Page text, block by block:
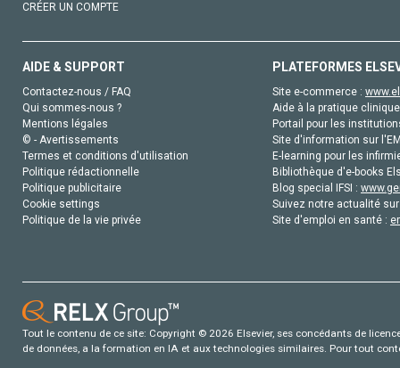
CRÉER UN COMPTE
AIDE & SUPPORT
Contactez-nous / FAQ
Qui sommes-nous ?
Mentions légales
© - Avertissements
Termes et conditions d'utilisation
Politique rédactionnelle
Politique publicitaire
Cookie settings
Politique de la vie privée
PLATEFORMES
Site e-commerce :
Aide à la pratique
Portail pour les
Site d'information sur
E-learning pour les
Bibliothèque d'e-books
Blog special IFSI :
Suivez notre actualité
Site d'emploi en santé :
Tout le contenu de ce site: Copyright © 2026 Elsevier, ses concédants de
de données, a la formation en IA et aux technologies similaires. Pour tout